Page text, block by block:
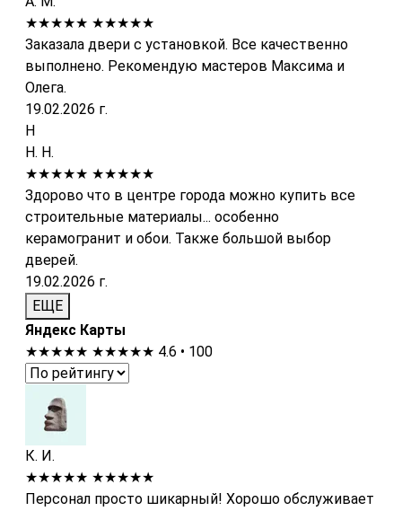
★★★★★ ★★★★★
Заказала двери с установкой. Все качественно
выполнено. Рекомендую мастеров Максима и
Олега.
19.02.2026 г.
Н
Н. Н.
★★★★★ ★★★★★
Здорово что в центре города можно купить все
строительные материалы... особенно
керамогранит и обои. Также большой выбор
дверей.
19.02.2026 г.
ЕЩЕ
Яндекс Карты
★★★★★ ★★★★★ 4.6 • 100
К. И.
★★★★★ ★★★★★
Персонал просто шикарный! Хорошо обслуживает